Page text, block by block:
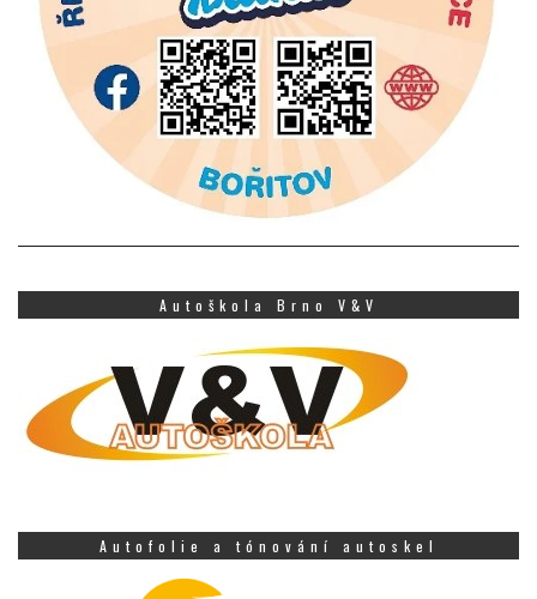
Autoškola Brno V&V
Autofolie a tónování autoskel